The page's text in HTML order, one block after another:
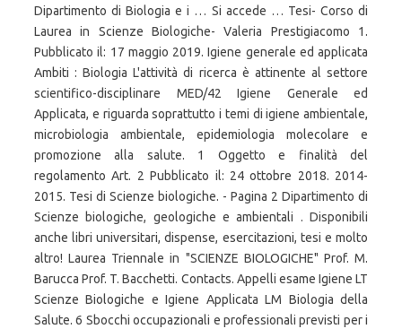
Dipartimento di Biologia e i … Si accede … Tesi- Corso di
Laurea in Scienze Biologiche- Valeria Prestigiacomo 1.
Pubblicato il: 17 maggio 2019. Igiene generale ed applicata
Ambiti : Biologia L'attività di ricerca è attinente al settore
scientifico-disciplinare MED/42 Igiene Generale ed
Applicata, e riguarda soprattutto i temi di igiene ambientale,
microbiologia ambientale, epidemiologia molecolare e
promozione alla salute. 1 Oggetto e finalità del
regolamento Art. 2 Pubblicato il: 24 ottobre 2018. 2014-
2015. Tesi di Scienze biologiche. - Pagina 2 Dipartimento di
Scienze biologiche, geologiche e ambientali . Disponibili
anche libri universitari, dispense, esercitazioni, tesi e molto
altro! Laurea Triennale in "SCIENZE BIOLOGICHE" Prof. M.
Barucca Prof. T. Bacchetti. Contacts. Appelli esame Igiene LT
Scienze Biologiche e Igiene Applicata LM Biologia della
Salute. 6 Sbocchi occupazionali e professionali previsti per i